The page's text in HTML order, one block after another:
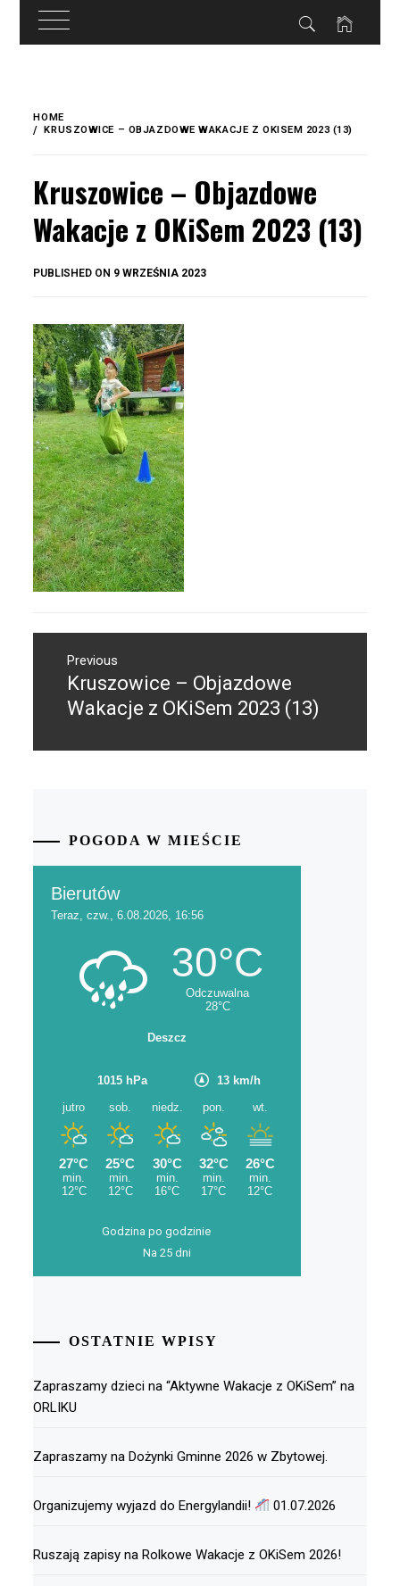
treści
content
HOME
KRUSZOWICE – OBJAZDOWE WAKACJE Z OKISEM 2023 (13)
Kruszowice – Objazdowe
Wakacje z OKiSem 2023 (13)
PUBLISHED ON 9 WRZEŚNIA 2023
wpisuPrevious
Previous
post:
Kruszowice – Objazdowe
Wakacje z OKiSem 2023 (13)
POGODA W MIEŚCIE
Godzina po godzinie
Na 25 dni
OSTATNIE WPISY
Zapraszamy dzieci na “Aktywne Wakacje z OKiSem” na
ORLIKU
Zapraszamy na Dożynki Gminne 2026 w Zbytowej.
Organizujemy wyjazd do Energylandii! 01.07.2026
Ruszają zapisy na Rolkowe Wakacje z OKiSem 2026!